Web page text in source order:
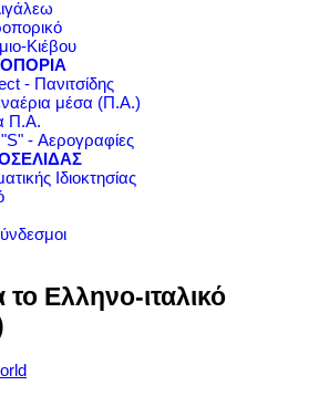
Κιέβου
- Πανιτσίδης
μέσα (Π.Α.)
Π.Α.
- Αερογραφίες
Ιδιοκτησίας
Ελληνο-ιταλικό